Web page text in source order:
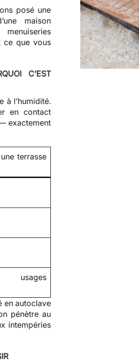
posé une
maison
ce que vous
C’EST
à l’humidité.
en contact
exactement
terrasse
usages
en autoclave
pénètre au
intempéries